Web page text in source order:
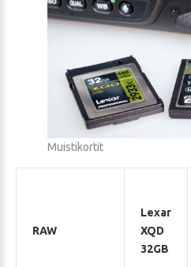
Muistikortit
RAW
Lexar
XQD
32GB